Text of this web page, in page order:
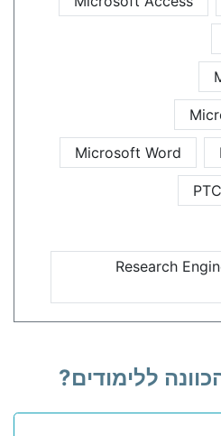
Microsoft Word
Research
ללימודים?